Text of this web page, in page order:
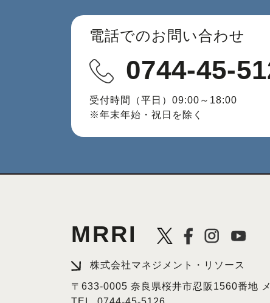
電話でのお問い合わせ
0744-45-
受付時間（平日）09:00～18:00
※年末年始・祝日を除く
MRRI
株式会社マネジメント・リソース
〒633-0005 奈良県桜井市忍阪1560番地